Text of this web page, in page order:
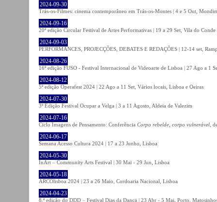
2024-09-30
Trás-os-Filmes: cinema contemporâneo em Trás-os-Montes | 4 e 5 Out,
2024-09-16
20ª edição Circular Festival de Artes Performativas | 19 a 29 Set, Vila do Conde
2024-09-03
PERFORMANCES, PROJECÇÕES, DEBATES E REDAÇÕES | 12-14 set,
2024-08-26
16ª edição FUSO - Festival Internacional de Videoarte de Lisboa | 27 Ago a 1
2024-08-12
5ª edição Operafest 2024 | 22 Ago a 11 Set, Vários locais, Lisboa e Oeiras
2024-07-30
3ª Edição Festival Ocupar a Velga | 3 a 11 Agosto, Aldeia de Valezim
2024-07-16
Ciclo Imagens de Pensamento: Conferência Corpo rebelde, corpo vulnerável ,
2024-06-17
Semana Acesso Cultura 2024 | 17 a 23 Junho, Lisboa
2024-05-30
InArt – Community Arts Festival | 30 Mai - 29 Jun, Lisboa
2024-05-18
ARCOlisboa 2024 | 23 a 26 Maio, Cordoaria Nacional, Lisboa
2024-04-23
8.ª edição do DDD – Festival Dias da Dança | 23 Abr - 5 Mai, Porto,